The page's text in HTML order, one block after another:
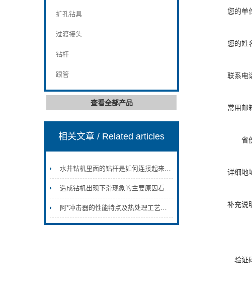
扩孔钻具
过渡接头
钻杆
跟管
查看全部产品
相关文章/ Related articles
水井钻机里面的钻杆是如何连接起来的？
造成钻机出现下滑现象的主要原因看完便知
阿*冲击器的性能特点及热处理工艺介绍
您的单
您的姓
联系电
常用邮
省
详细地
补充说
验证